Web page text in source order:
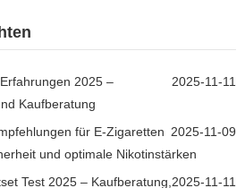
2025-11-11
2025 –
Kaufberatung
2025-11-09
für E-Zigaretten
und optimale Nikotinstärken
2025-11-11
Test 2025 – Kaufberatung,